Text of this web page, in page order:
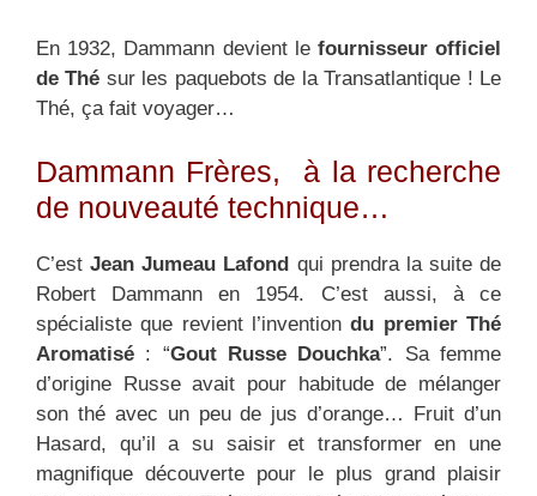
En 1932, Dammann devient le fournisseur officiel
de Thé sur les paquebots de la Transatlantique ! Le
Thé, ça fait voyager…
Dammann Frères, à la recherche
de nouveauté technique…
C’estJean Jumeau Lafond qui prendra la suite de
Robert Dammann en 1954. C’est aussi, à ce
spécialiste que revient l’inventiondu premier Thé
Aromatisé : “Gout Russe Douchka”. Sa femme
d’origine Russe avait pour habitude de mélanger
son thé avec un peu de jus d’orange… Fruit d’un
Hasard, qu’il a su saisir et transformer en une
magnifique découverte pour le plus grand plaisir